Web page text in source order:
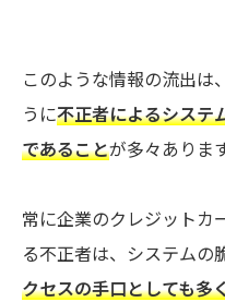
このような情報の流出は
うに不正者によるシステ
であることが多々あります
常に企業のクレジットカ
る不正者は、システムの
クセスの手口としても多